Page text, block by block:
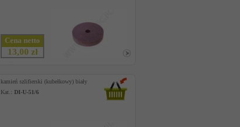
Cena netto
13,00 zł
kamień szlifierski (kubełkowy) biały
Kat.: DI-U-51/6